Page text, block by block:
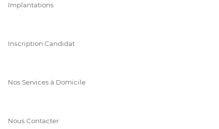
Implantations
Inscription Candidat
Nos Services à Domicile
Nous Contacter